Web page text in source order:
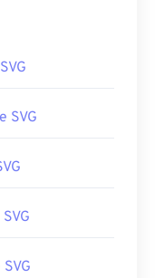
adalah
untuk membuat
Microsoft
SVG